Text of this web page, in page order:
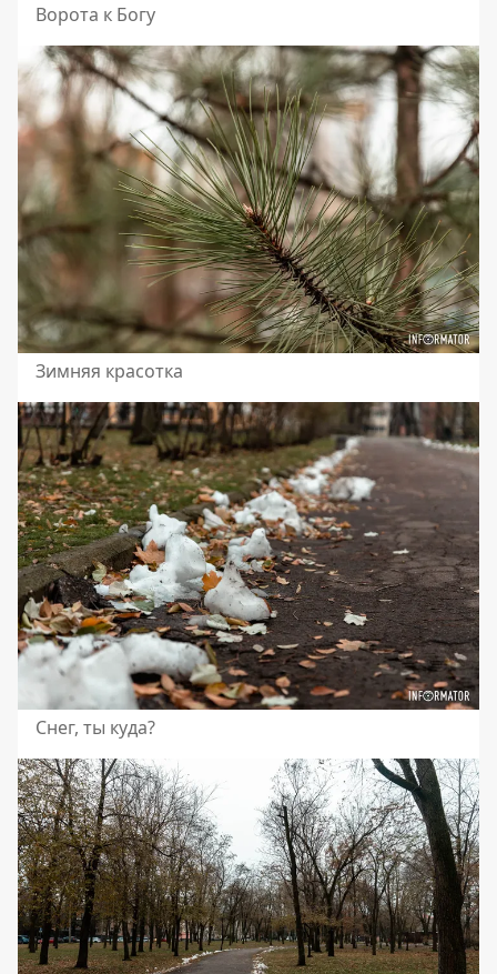
Ворота к Богу
Зимняя красотка
Снег, ты куда?